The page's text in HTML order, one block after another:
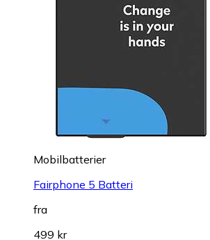
Mobilbatterier
Fairphone 5 Batteri
fra
499 kr